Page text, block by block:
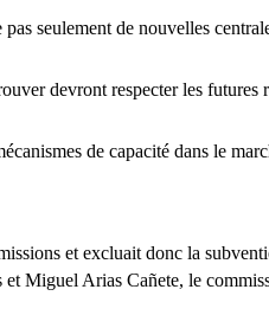
seulement de nouvelles
devront respecter les
de capacité dans le
et excluait donc la
Miguel Arias Cañete, le